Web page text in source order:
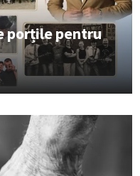
porțile pentru